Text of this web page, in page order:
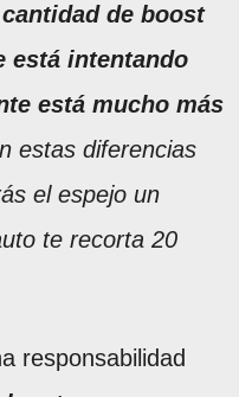
de boost
está intentando
está mucho más
estas diferencias
el espejo un
te recorta 20
responsabilidad